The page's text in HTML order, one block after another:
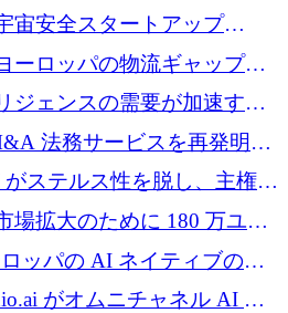
確保
宙安全スタートアップ
スデブリ追跡に取り組むプ
得
ーロッパの物流ギャップを
された重量物運搬用eVTOL
ジェンスの需要が加速する
額100億ユーロ以上で4億
達
法務サービスを再発明す
ーロを適切に確保
ステルス性を脱し、主権の
イズ AI を強化
場拡大のために 180 万ユー
ッパの AI ネイティブの創
めに 6,000 万ユーロを調達
がオムニチャネル AI プ